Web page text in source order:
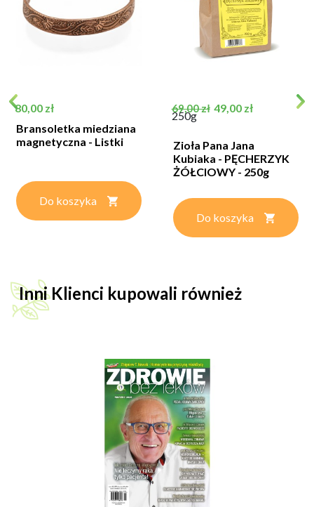
Cena
80,00 zł
Bransoletka miedziana
magnetyczna - Listki
Do koszyka
Cena podstawowa
69,00 zł Cena
49,00 zł
250g
Zioła Pana Jana
Kubiaka - PĘCHERZYK
ŻÓŁCIOWY - 250g
Do koszyka
Inni Klienci kupowali również